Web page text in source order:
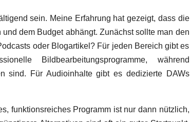
sein. Meine Erfahrung hat gezeigt, dass die
dem Budget abhängt. Zunächst sollte man den
oder Blogartikel? Für jeden Bereich gibt es
Bildbearbeitungsprogramme, während
sind. Für Audioinhalte gibt es dedizierte DAWs
funktionsreiches Programm ist nur dann nützlich,